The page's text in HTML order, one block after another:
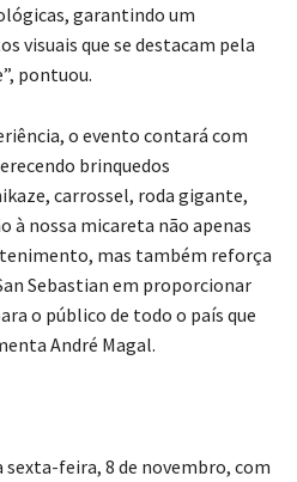
garantindo um
visuais que se destacam pela
pontuou.
o evento contará com
brinquedos
carrossel, roda gigante,
à nossa micareta não apenas
mas também reforça
Sebastian em proporcionar
o público de todo o país que
André Magal.
feira, 8 de novembro, com